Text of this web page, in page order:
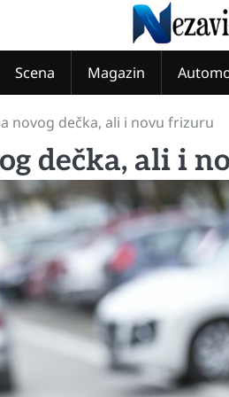
Scena Magazin
novog dečka, ali i novu frizuru
dečka, ali i